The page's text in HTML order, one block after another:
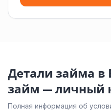
Детали займа в
займ — личный
Полная информация об